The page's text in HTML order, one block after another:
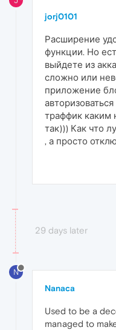
jorj0101
Расширение
функции. Но
выйдете из
сложно или
приложение
траффик каким
так))) Как что
, а просто
29 days later
N
Nanaca
Used to be a
managed to